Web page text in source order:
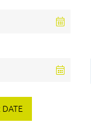
DATE